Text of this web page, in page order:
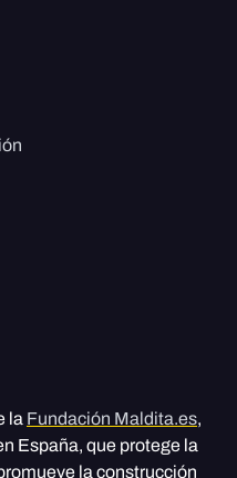
la Fundación Maldita.es,
España, que protege la
la construcción